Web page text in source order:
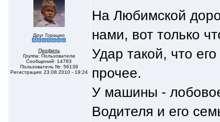
Друг Горацио
Профиль
Группа: Пользователи
Сообщений: 14783
Пользователь №: 56139
Регистрация: 23.08.2010 - 19:24
На Любимской
нами, вот только
Удар такой, что
прочее.
У машины -
Водителя и его